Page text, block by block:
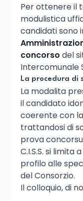
Per ottenere il
modulistica
candidati sono
concorso del
Intercomunale
La procedura di
La modalita
il candidato
coerente con
trattandosi di
prova
C.I.S.S. si
profilo alle
del Consorzio.
Il colloquio, di